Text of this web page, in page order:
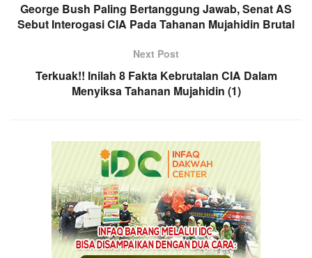
George Bush Paling Bertanggung Jawab, Senat AS
Sebut Interogasi CIA Pada Tahanan Mujahidin Brutal
Next Post
Terkuak!! Inilah 8 Fakta Kebrutalan CIA Dalam
Menyiksa Tahanan Mujahidin (1)